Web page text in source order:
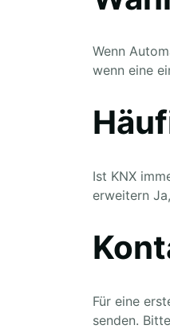
Wenn
wenn eine
Ist KNX
erweitern
Für eine
senden.